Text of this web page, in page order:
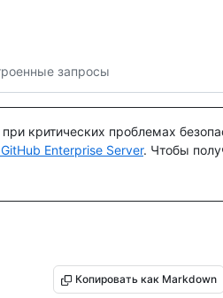
запросы
критических проблемах
Enterprise Server. Чтобы
Копировать как Markdown